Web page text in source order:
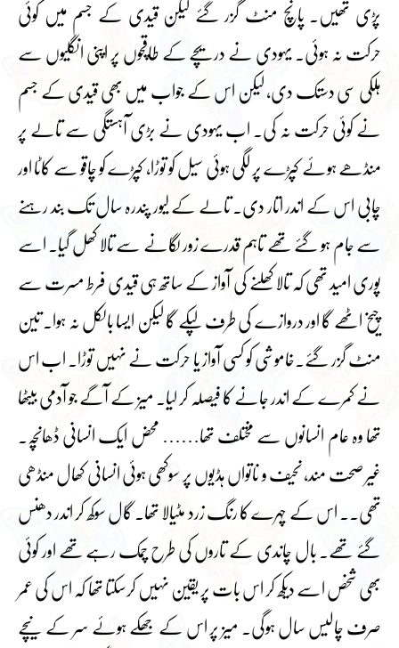
پڑی تھیں۔ پانچ منٹ گزر گئے لیکن قیدی کے جسم میں کوئی
حرکت نہ ہوئی۔ یہودی نے دریچے کے طاقچوں پر اپنی انگلیوں سے
ہلکی سی دستک دی، لیکن اس کے جواب میں بھی قیدی کے جسم
نے کوئی حرکت نہ کی۔ اب یہودی نے بڑی آہستگی سے تالے پر
منڈھے ہوئے کپڑے پر لگی ہوئی سیل کو توڑا، کپڑے کو چاقو سے کاٹا اور
چابی اس کے اندر اتار دی۔ تالے کے لیور پندرہ سال تک بند رہنے
سے جام ہو گئے تھے تاہم قدرے زور لگانے سے تالا کھل گیا۔ اسے
پوری امید تھی کہ تالا کھلنے کی آواز کے ساتھ ہی قیدی فرط مسرت سے
چیخ اٹھے گا اور دروازے کی طرف لپکے گا لیکن ایسا بالکل نہ ہوا۔ تین
منٹ گزر گئے۔خاموشی کو کسی آواز یا حرکت نے نہیں توڑا۔ اب اس
نے کمرے کے اندر جانے کا فیصلہ کر لیا۔ میز کے آگے جو آدمی بیٹھا
تھا وہ عام انسانوں سے مختلف تھا…… محض ایک انسانی ڈھانچہ۔
غیر صحت مند، نحیف و ناتواں ہڈیوں پر سوکھی ہوئی انسانی کھال منڈھی
تھی۔۔ اس کے چہرے کا رنگ زرد مٹیالا تھا۔ گال سوکھ کر اندر دھنس
گئے تھے۔ بال چاندی کے تاروں کی طرح چمک رہے تھے اور کوئی
بھی شخص اسے دیکھ کر اس بات پر یقین نہیں کرسکتا تھا کہ اس کی عمر
صرف چالیس سال ہوگی۔ میز پر اس کے جھکے ہوئے سر کے نیچے